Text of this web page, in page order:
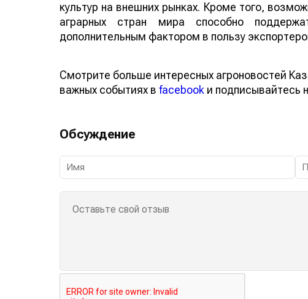
культур на внешних рынках. Кроме того,
аграрных стран мира способно
дополнительным фактором в пользу
Смотрите больше интересных агроновостей
важных событиях в facebook и подписывайтесь
Обсуждение